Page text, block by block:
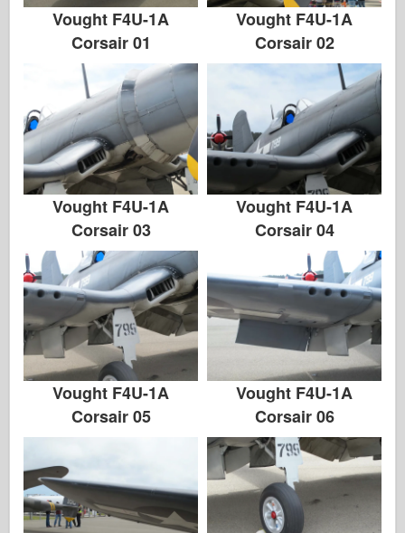
Vought F4U-1A
Corsair 01
Vought F4U-1A
Corsair 02
Vought F4U-1A
Corsair 03
Vought F4U-1A
Corsair 04
Vought F4U-1A
Corsair 05
Vought F4U-1A
Corsair 06